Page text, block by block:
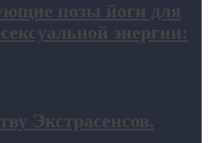
позы йоги для
энергии:
Экстрасенсов.